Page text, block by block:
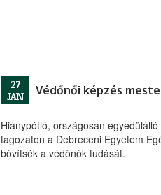
27
JAN
Védőnői képzés
Hiánypótló, országosan
tagozaton a Debreceni Egyetem
bővítsék a védőnők tudását.